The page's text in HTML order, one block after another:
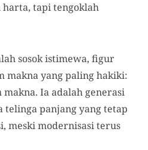
tapi tengoklah
sosok istimewa, figur
makna yang paling hakiki:
Ia adalah generasi
panjang yang tetap
meski modernisasi terus